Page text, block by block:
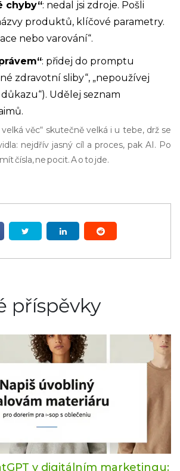
chyby“: nedal jsi zdroje. Pošli
produktů, klíčové parametry.
nebo varování“.
: přidej do promptu
zdravotní sliby“, „nepoužívej
Udělej seznam
věc“ skutečně velká i u tebe, drž se
nejdřív jasný cíl a proces, pak AI. Po
čísla, ne pocit. A o to jde.
příspěvky
v digitálním marketingu: